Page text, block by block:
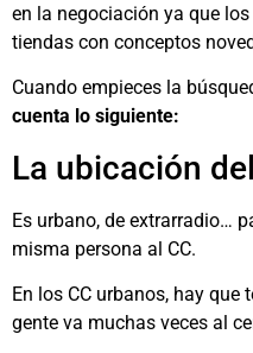
en la negociación ya que
tiendas con conceptos
Cuando empieces la
cuenta lo siguiente:
La ubicación
Es urbano, de extrarradio…
misma persona al CC.
En los CC urbanos, hay que
gente va muchas veces al